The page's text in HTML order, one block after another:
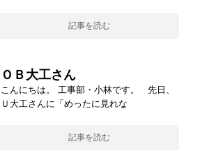
記事を読む
ＯＢ大工さん
こんにちは。 工事部・小林です。 先日、
Ｕ大工さんに「めったに見れな
記事を読む